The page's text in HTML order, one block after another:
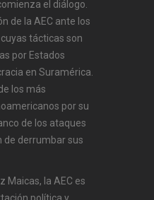
el diálogo.
de la AEC ante los
tácticas son
por Estados
en Suramérica.
los más
por su
de los ataques
de derrumbar sus
Maicas, la AEC es